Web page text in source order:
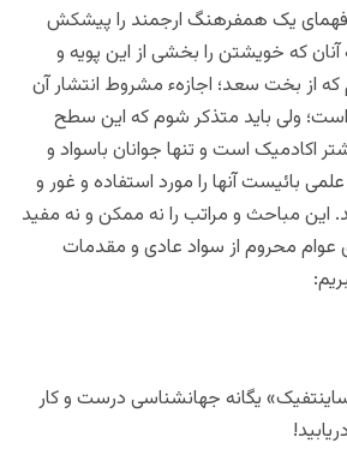
یک همفرهنگ ارجمند را پیشکش
که خویشتن را بخشی از این پویه و
از بخت سعد؛ اجازهء مشروط انتشار آن
ولی باید متذکر شوم که این سطح
اکادمیک است و تنها جوانان باسواد و
بائیست آنها را مورد استفاده و غور و
مباحث و مراتب را نه ممکن و نه مفید
محروم از سواد عادی و مقدمات
یگانه جهانشناسی درست و کار